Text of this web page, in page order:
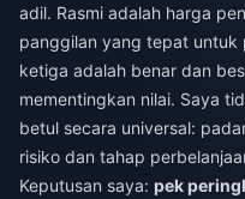
adil. Rasmi adalah harga
panggilan yang tepat untuk
ketiga adalah benar dan
mementingkan nilai. Saya
betul secara universal:
risiko dan tahap
Keputusan saya: pek